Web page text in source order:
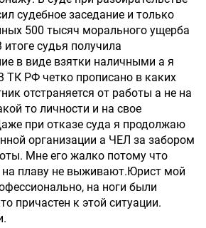
судебное заседание и только
500 тысяч морального ущерба
итоге судья получила
в виде взятки наличными а я
ТК РФ четко прописано в каких
отстраняется от работы а не на
то личности и на свое
при отказе суда я продолжаю
организации а ЧЕЛ за забором
Мне его жалко потому что
на плаву не выживают.Юрист мой
на ноги были
причастен к этой ситуации.